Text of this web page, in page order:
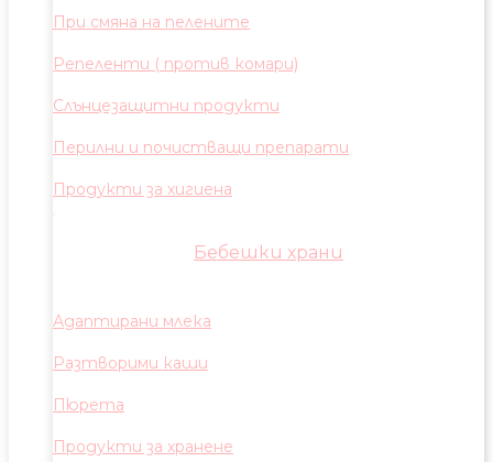
При смяна на пелените
Репеленти ( против комари)
Слънцезащитни продукти
Перилни и почистващи препарати
Продукти за хигиена
Бебешки храни
Адаптирани млека
Разтворими каши
Пюрета
Продукти за хранене